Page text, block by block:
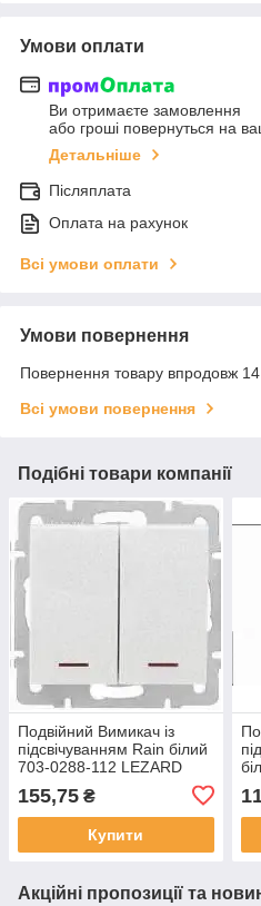
Умови оплати
Ви отримаєте замовлення
або гроші повернуться на
Детальніше
Післяплата
Оплата на рахунок
Всі умови оплати
Умови повернення
Повернення товару впродовж 14
Всі умови повернення
Подібні товари компанії
Подвійний Вимикач із
підсвічуванням Rain білий
703-0288-112 LEZARD
155,75 ₴
Купити
Акційні пропозиції та